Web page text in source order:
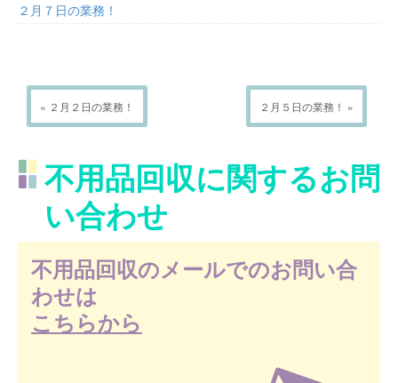
２月７日の業務！
« ２月２日の業務！ ２月５日の業務！ »
不用品回収に関するお問
い合わせ
不用品回収のメールでのお問い合
わせは
こちらから